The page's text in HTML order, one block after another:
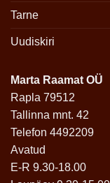
Tarne
Uudiskiri
Marta Raamat OÜ
Rapla 79512
Tallinna mnt. 42
Telefon 4492209
Avatud
E-R 9.30-18.00